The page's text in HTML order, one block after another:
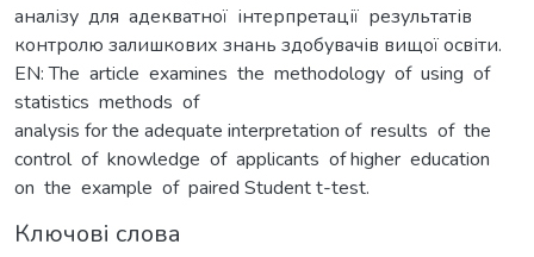
аналізу для адекватної інтерпретації результатів
контролю залишкових знань здобувачів вищої освіти.
EN: The article examines the methodology of using of
statistics methods of
analysis for the adequate interpretation of results of the
control of knowledge of applicants of higher education
on the example of paired Student t-test.
Ключові слова